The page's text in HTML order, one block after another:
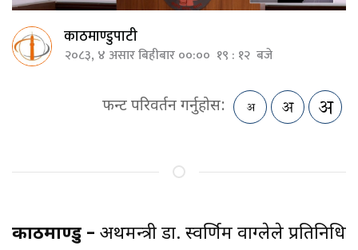
काठमाण्डुपाटी
२०८३, ४ असार बिहीबार ००:०० १९ : १२ बजे
फन्ट परिवर्तन गर्नुहोस:
काठमाण्डु – अर्थमन्त्री डा. स्वर्णिम वाग्लेले प्रतिनिधि